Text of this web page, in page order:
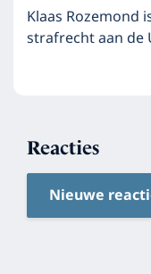
Klaas Rozemond
strafrecht aan de
Reacties
Nieuwe